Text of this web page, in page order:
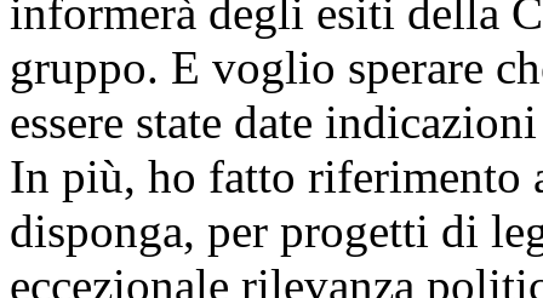
informerà degli esiti della
gruppo. E voglio sperare
essere state date
In più, ho fatto riferimento
disponga, per progetti di
eccezionale rilevanza